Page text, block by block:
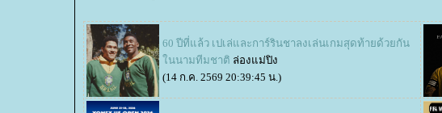
60 ปีที่แล้ว เปเล่และการ์รินชาลงเล่นเกมสุดท้ายด้วยกัน
นนามทีมชาติ ล่องแม่ปิง
(14 ก.ค. 2569 20:39:45 น.)